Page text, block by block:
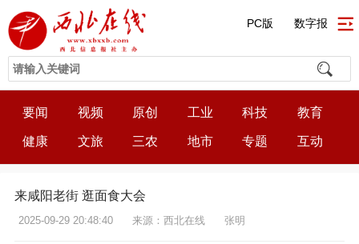
PC版 数字报
要闻 视频 原创 工业 科技 教育
健康 文旅 三农 地市 专题 互动
来咸阳老街 逛面食大会
2025-09-29 20:48:40 来源：西北在线 张明